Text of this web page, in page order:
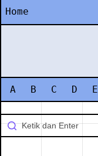
Home
A B C D E